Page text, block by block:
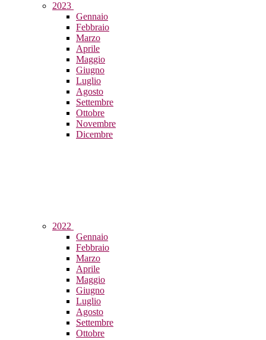
2023
Gennaio
Febbraio
Marzo
Aprile
Maggio
Giugno
Luglio
Agosto
Settembre
Ottobre
Novembre
Dicembre
2022
Gennaio
Febbraio
Marzo
Aprile
Maggio
Giugno
Luglio
Agosto
Settembre
Ottobre